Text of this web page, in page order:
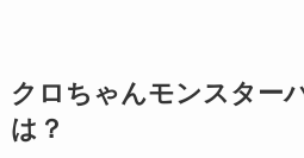
クロちゃんモンスター
は？